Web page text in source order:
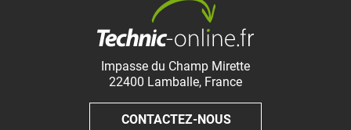
Impasse du Champ Mirette
22400 Lamballe, France
CONTACTEZ-NOUS